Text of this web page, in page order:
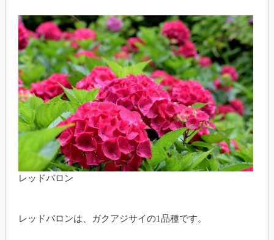
レッドバロン
レッドバロンは、ガクアジサイの1品種です。